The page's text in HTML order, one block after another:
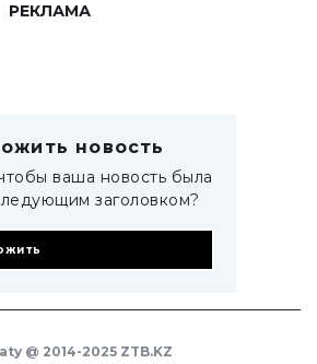
РЕКЛАМА
новость
ваша новость была
заголовком?
@ 2014-2025 ZTB.KZ